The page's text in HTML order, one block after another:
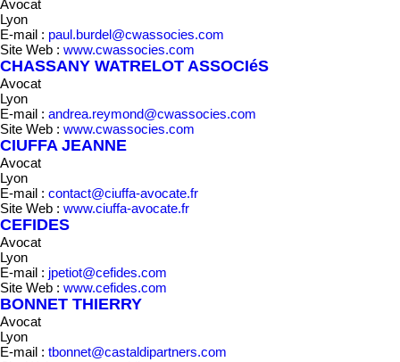
Avocat
Lyon
E-mail : paul.burdel@cwassocies.com
Site Web : www.cwassocies.com
CHASSANY WATRELOT ASSOCIéS
Avocat
Lyon
E-mail : andrea.reymond@cwassocies.com
Site Web : www.cwassocies.com
CIUFFA JEANNE
Avocat
Lyon
E-mail : contact@ciuffa-avocate.fr
Site Web : www.ciuffa-avocate.fr
CEFIDES
Avocat
Lyon
E-mail : jpetiot@cefides.com
Site Web : www.cefides.com
BONNET THIERRY
Avocat
Lyon
E-mail : tbonnet@castaldipartners.com